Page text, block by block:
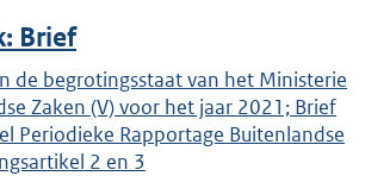
Brief
de begrotingsstaat van het Ministerie
Zaken (V) voor het jaar 2021; Brief
Periodieke Rapportage Buitenlandse
2 en 3